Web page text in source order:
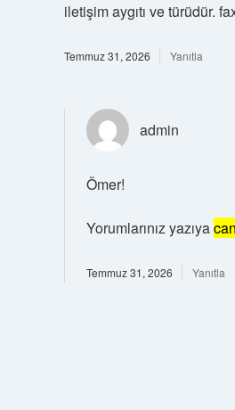
iletişim aygıtı ve türüdür.
Temmuz 31, 2026 Yanıtla
admin
Ömer!
Yorumlarınız yazıya
Temmuz 31, 2026 Yanıtla